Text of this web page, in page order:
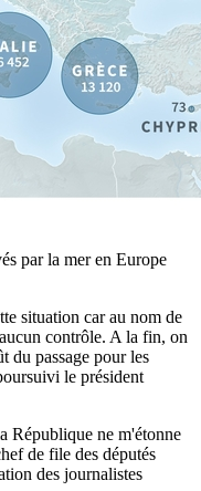
par la mer en Europe
situation car au nom de
contrôle. A la fin, on
du passage pour les
le président
République ne m'étonne
de file des députés
des journalistes